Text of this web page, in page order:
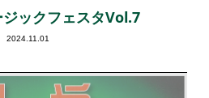
ックフェスタVol.7
2024.11.01